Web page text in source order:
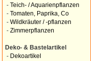
- Teich- / Aquarienpflanzen
- Tomaten, Paprika, Co
- Wildkräuter / -pflanzen
- Zimmerpflanzen
Deko- & Bastelartikel
- Dekoartikel